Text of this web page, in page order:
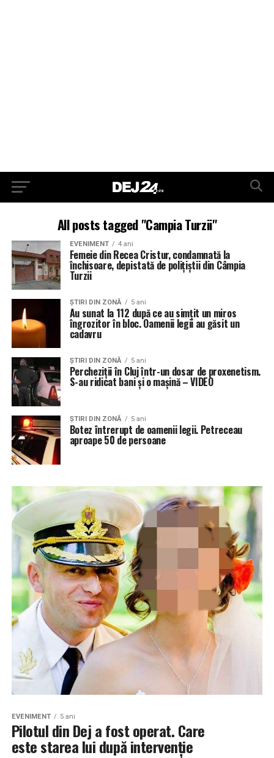
All posts tagged "Campia Turzii"
EVENIMENT 4 ani
Femeie din Recea Cristur, condamnată la
închisoare, depistată de polițiștii din Câmpia
Turzii
ŞTIRI DIN ZONĂ 5 ani
Au sunat la 112 după ce au simțit un miros
îngrozitor în bloc. Oamenii legii au găsit un
cadavru
ŞTIRI DIN ZONĂ 5 ani
Percheziții în Cluj într-un dosar de proxenetism.
S-au ridicat bani și o mașină – VIDEO
ŞTIRI DIN ZONĂ 5 ani
Botez întrerupt de oamenii legii. Petreceau
aproape 50 de persoane
EVENIMENT 5 ani
Pilotul din Dej a fost operat. Care
este starea lui după intervenție